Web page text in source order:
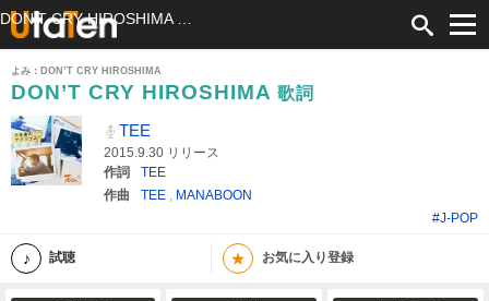
よみ：DON’T CRY HIROSHIMA
DON’T CRY HIROSHIMA 歌詞
TEE
2015.9.30 リリース
作詞
TEE
作曲
TEE , MANABOON
#J-POP
試聴 ★ お気に入り登録